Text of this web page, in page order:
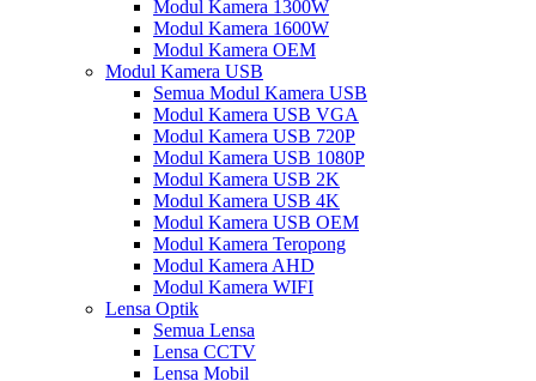
Modul Kamera 1300W
Modul Kamera 1600W
Modul Kamera OEM
Modul Kamera USB
Semua Modul Kamera USB
Modul Kamera USB VGA
Modul Kamera USB 720P
Modul Kamera USB 1080P
Modul Kamera USB 2K
Modul Kamera USB 4K
Modul Kamera USB OEM
Modul Kamera Teropong
Modul Kamera AHD
Modul Kamera WIFI
Lensa Optik
Semua Lensa
Lensa CCTV
Lensa Mobil